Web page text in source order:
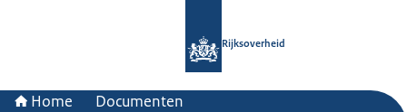
Rijksoverheid
Home Documenten